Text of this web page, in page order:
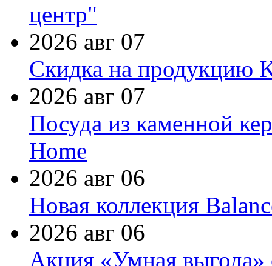
центр"
2026 авг 07
Скидка на продукцию
2026 авг 07
Посуда из каменной
Home
2026 авг 06
Новая коллекция
2026 авг 06
Акция «Умная выгода»